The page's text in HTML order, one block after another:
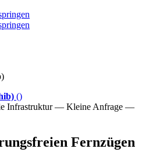
()
Infrastruktur — Kleine Anfrage —
Fernzügen